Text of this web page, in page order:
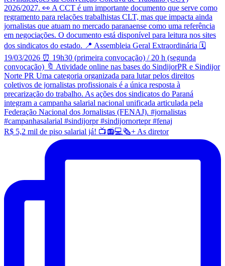
R$ 5,2 mil de piso salarial já! 📺📻💻🗞️+ As diretor